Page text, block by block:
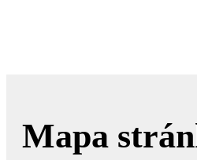
Mapa